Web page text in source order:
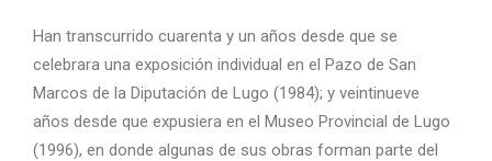
Han transcurrido cuarenta y un años desde que se
celebrara una exposición individual en el Pazo de San
Marcos de la Diputación de Lugo (1984); y veintinueve
años desde que expusiera en el Museo Provincial de Lugo
(1996), en donde algunas de sus obras forman parte del